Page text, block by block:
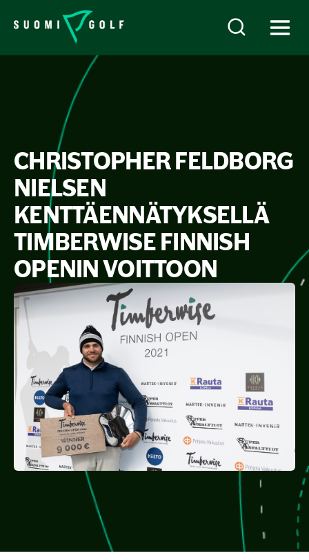
CHRISTOPHER FELDBORG
NIELSEN
KENTTÄENNÄTYKSELLÄ
TIMBERWISE FINNISH
OPENIN VOITTOON